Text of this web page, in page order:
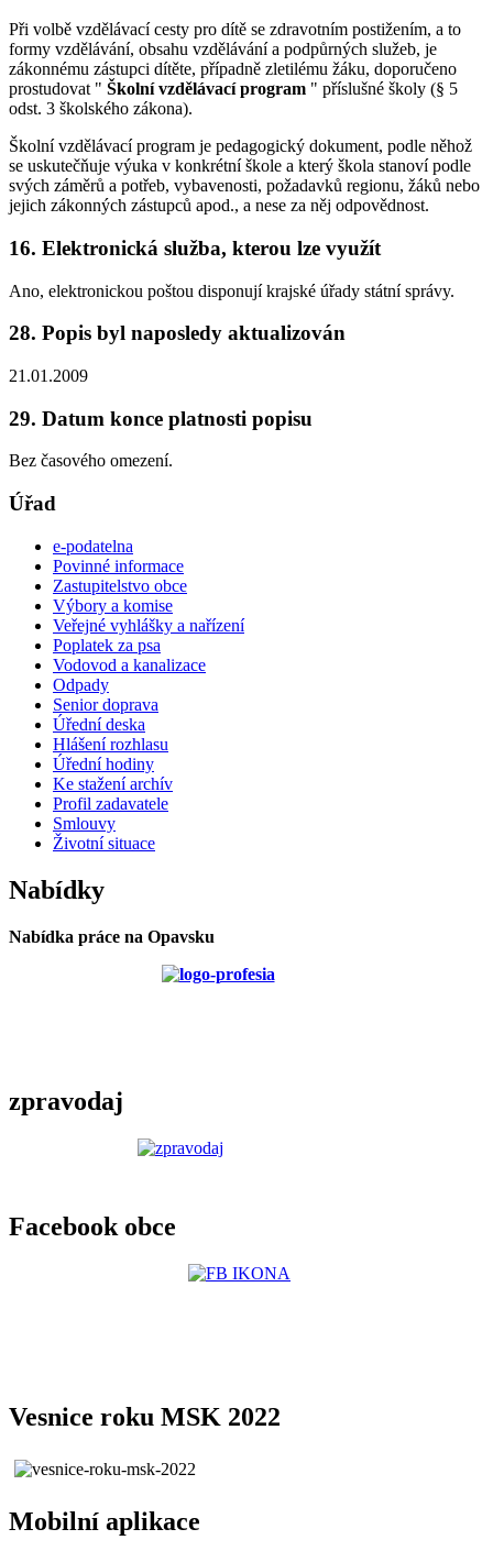
Při volbě vzdělávací cesty pro dítě se zdravotním postižením, a to
formy vzdělávání, obsahu vzdělávání a podpůrných služeb, je
zákonnému zástupci dítěte, případně zletilému žáku, doporučeno
prostudovat " Školní vzdělávací program " příslušné školy (§ 5
odst. 3 školského zákona).
Školní vzdělávací program je pedagogický dokument, podle něhož
se uskutečňuje výuka v konkrétní škole a který škola stanoví podle
svých záměrů a potřeb, vybavenosti, požadavků regionu, žáků nebo
jejich zákonných zástupců apod., a nese za něj odpovědnost.
16. Elektronická služba, kterou lze využít
Ano, elektronickou poštou disponují krajské úřady státní správy.
28. Popis byl naposledy aktualizován
21.01.2009
29. Datum konce platnosti popisu
Bez časového omezení.
Úřad
e-podatelna
Povinné informace
Zastupitelstvo obce
Výbory a komise
Veřejné vyhlášky a nařízení
Poplatek za psa
Vodovod a kanalizace
Odpady
Senior doprava
Úřední deska
Hlášení rozhlasu
Úřední hodiny
Ke stažení archív
Profil zadavatele
Smlouvy
Životní situace
Nabídky
Nabídka práce na Opavsku
zpravodaj
Facebook obce
Vesnice roku MSK 2022
Mobilní aplikace